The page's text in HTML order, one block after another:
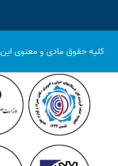
کلیه حقوق مادی و معنوی